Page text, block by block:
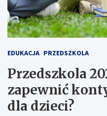
EDUKACJA PRZEDSZKOLA
Przedszkola
zapewnić
dla dzieci?